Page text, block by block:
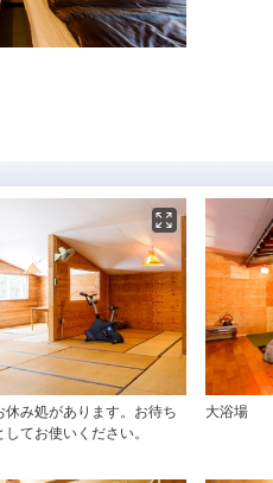
休み処があります。お待ち
てお使いください。
大浴場